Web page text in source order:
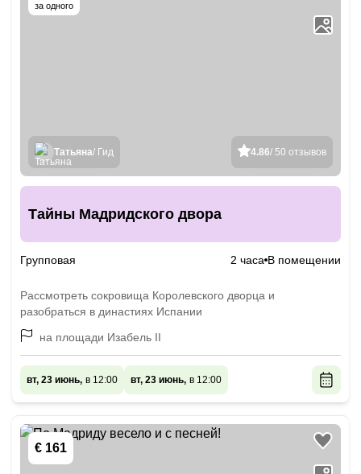
за одного
4.86/ 50 отзывов
Татьяна/ Гид
Тайны Мадридского двора
Групповая 2 часа В помещении
Рассмотреть сокровища Королевского дворца и
разобраться в династиях Испании
на площади Изабель II
вт, 23 июнь, в 12:00 вт, 23 июнь, в 12:00
€ 161